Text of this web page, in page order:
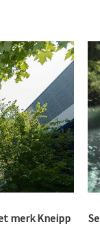
merk Kneipp